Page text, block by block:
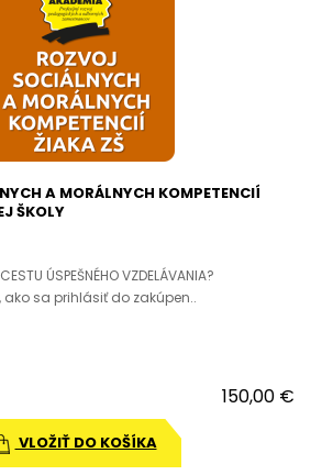
A MORÁLNYCH KOMPETENCIÍ
ŠKOLY
ÚSPEŠNÉHO VZDELÁVANIA?
ako sa prihlásiť do zakúpen..
150,00 €
VLOŽIŤ DO KOŠÍKA